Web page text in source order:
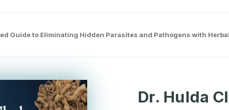
Guide to Eliminating Hidden Parasites and Pathogens with
Dr. Hulda